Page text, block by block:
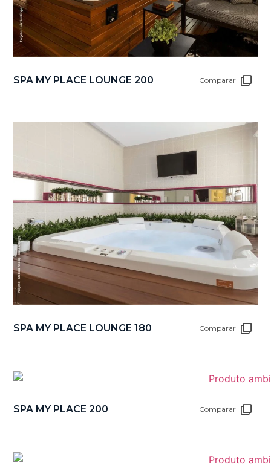
SPA MY PLACE LOUNGE 200 Comparar
SPA MY PLACE LOUNGE 180 Comparar
SPA MY PLACE 200 Comparar